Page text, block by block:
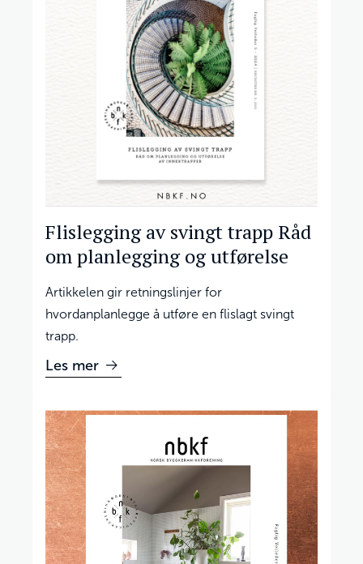
Flislegging av svingt trapp Råd
om planlegging og utførelse
Artikkelen gir retningslinjer for
hvordanplanlegge å utføre en flislagt svingt
trapp.
Les mer